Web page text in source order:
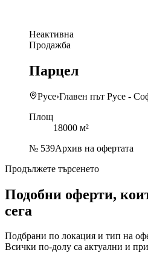
Неактивна
Продажба
Парцел
Русе›Главен път Русе -
Площ
18000 м²
№ 539Архив на офертата
Продължете търсенето
Подобни оферти,
сега
Подбрани по локация и тип на
Всички по-долу са актуални и